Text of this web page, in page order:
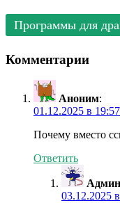
Программы для
Комментарии
Аноним:
01.12.2025 в 19:57
Почему вместо
Ответить
03.12.2025